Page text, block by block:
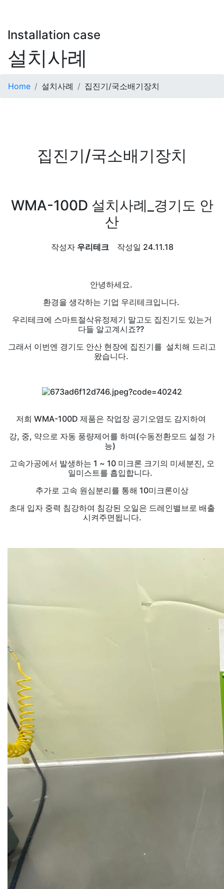
Installation case
설치사례
Home 설치사례 집진기/국소배기장치
집진기/국소배기장치
본문
WMA-100D 설치사례_경기도 안
산
작성자 우리테크 작성일 24.11.18
안녕하세요.
환경을 생각하는 기업 우리테크입니다.
우리테크에 스마트절삭유정제기 말고도 집진기도 있는거
다들 알고계시죠??
그래서 이번엔 경기도 안산 현장에 집진기를 설치해 드리고
왔습니다.
저희 WMA-100D 제품은 작업장 공기오염도 감지하여
강, 중, 약으로 자동 풍량제어를 하며(수동전환모드 설정 가
능)
고속가공에서 발생하는 1 ~ 10 미크론 크기의 미세분진, 오
일미스트를 흡입합니다.
추가로 고속 원심분리를 통해 10미크론이상
초대 입자 중력 침강하여 침강된 오일은 드레인밸브로 배출
시켜주면됩니다.